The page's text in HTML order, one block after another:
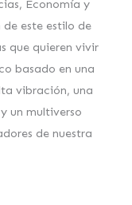
Economía y
este estilo de
que quieren vivir
basado en una
vibración, una
un multiverso
de nuestra